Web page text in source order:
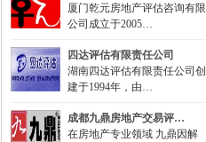
志出席建设全国统一大市场国务
丛亮会见阿曼能源与矿产部次大
厦门乾元房地产评估咨询有限
公司成立于2005…
四达评估有限责任公司
湖南四达评估有限责任公司创
建于1994年，由…
成都九鼎房地产交易评…
在房地产专业领域 九鼎因解